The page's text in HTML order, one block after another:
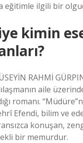
eğitimle ilgili bir
kimin
RAHMİ
aile
romanı.
Efendi, bilim ve
konuşan,
bir memurdur.